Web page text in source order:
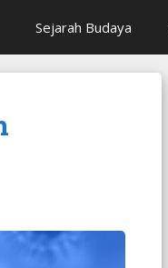
Sejarah Budaya